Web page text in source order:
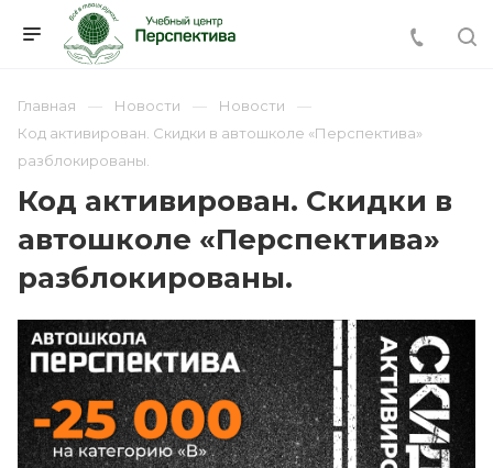
Главная Новости
Новости
Код активирован. Скидки в автошколе «Перспектива»
разблокированы.
Код активирован. Скидки в
автошколе «Перспектива»
разблокированы.